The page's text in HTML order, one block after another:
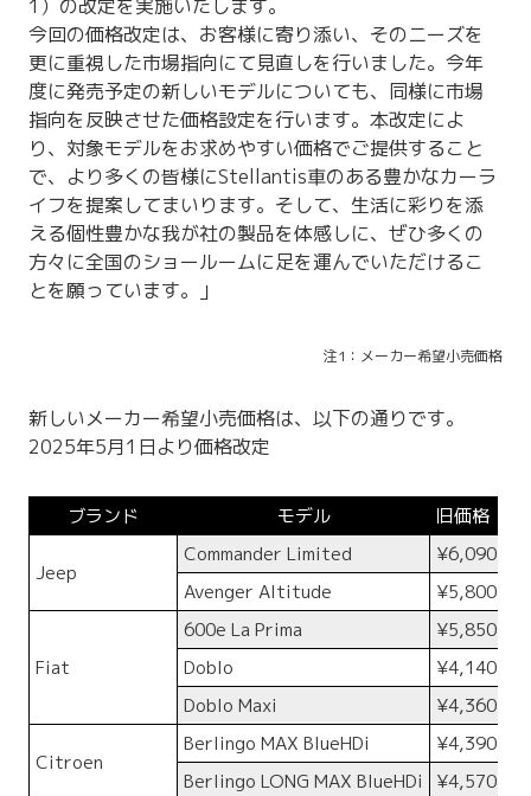
1）の改定を実施いたします。
今回の価格改定は、お客様に寄り添い、そのニーズを
更に重視した市場指向にて見直しを行いました。今年
度に発売予定の新しいモデルについても、同様に市場
指向を反映させた価格設定を行います。本改定によ
り、対象モデルをお求めやすい価格でご提供すること
で、より多くの皆様にStellantis車のある豊かなカーラ
イフを提案してまいります。そして、生活に彩りを添
える個性豊かな我が社の製品を体感しに、ぜひ多くの
方々に全国のショールームに足を運んでいただけるこ
とを願っています。」
注1：メーカー希望小売価格
新しいメーカー希望小売価格は、以下の通りです。
2025年5月1日より価格改定
ブランド モデル 旧価格（税
Jeep
Commander Limited
Avenger Altitude
Fiat
600e La Prima
Doblo
Doblo Maxi
Citroen
Berlingo MAX BlueHDi
Berlingo LONG MAX BlueHDi